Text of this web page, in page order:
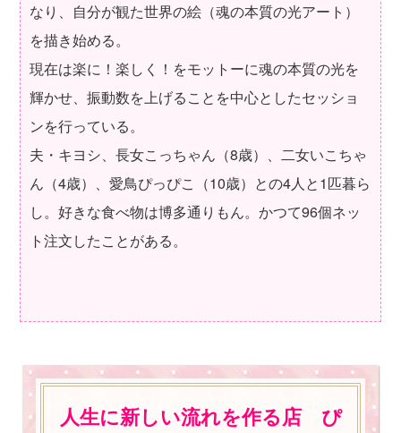
なり、自分が観た世界の絵（魂の本質の光アート）
を描き始める。
現在は楽に！楽しく！をモットーに魂の本質の光を
輝かせ、振動数を上げることを中心としたセッショ
ンを行っている。
夫・キヨシ、長女こっちゃん（8歳）、二女いこちゃ
ん（4歳）、愛鳥ぴっぴこ（10歳）との4人と1匹暮ら
し。好きな食べ物は博多通りもん。かつて96個ネッ
ト注文したことがある。
人生に新しい流れを作る店 ぴ